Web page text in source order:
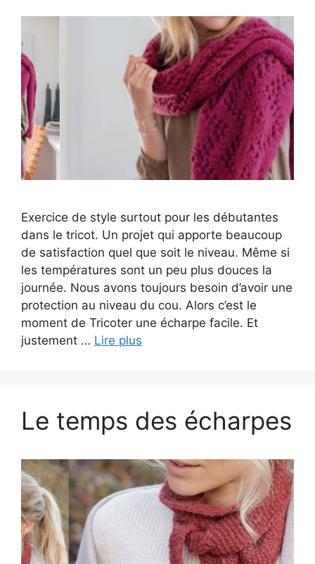
Exercice de style surtout pour les débutantes
dans le tricot. Un projet qui apporte beaucoup
de satisfaction quel que soit le niveau. Même si
les températures sont un peu plus douces la
journée. Nous avons toujours besoin d’avoir une
protection au niveau du cou. Alors c’est le
moment de Tricoter une écharpe facile. Et
justement … Lire plus
Le temps des écharpes